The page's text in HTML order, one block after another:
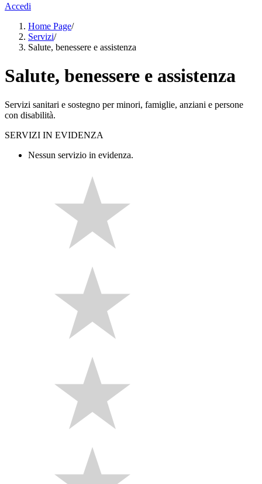
Accedi
Home Page/
Servizi/
Salute, benessere e assistenza
Salute, benessere e assistenza
Servizi sanitari e sostegno per minori, famiglie, anziani e persone
con disabilità.
SERVIZI IN EVIDENZA
Nessun servizio in evidenza.